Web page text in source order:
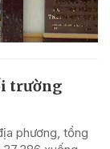
trường
phương, tổng